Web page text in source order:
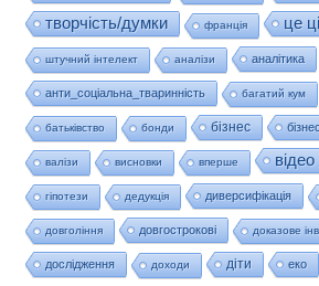
творчість/думки
франція це
штучний інтелект аналізи аналітика
анти_соціальна_тваринність багатий кум
батьківство бонди бізнес
валізи висновки вперше відео
гіпотези дедукція диверсифікація
довгоління довгострокові доказове
дослідження доходи діти еко